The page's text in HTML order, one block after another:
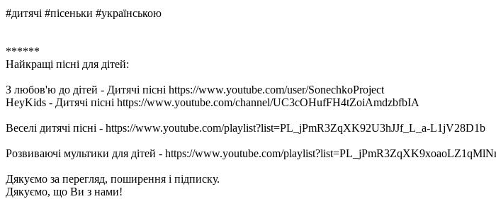
#дитячі #пісеньки #українською
******
Найкращі пісні для дітей:
З любов'ю до дітей - Дитячі пісні https://www.youtube.com/user/SonechkoProject
HeyKids - Дитячі пісні https://www.youtube.com/channel/UC3cOHufFH4tZoiAmdzbfbIA
Веселі дитячі пісні - https://www.youtube.com/playlist?list=PL_jPmR3ZqXK92U3hJJf_L_a-L1jV28D1b
Розвиваючі мультики для дітей - https://www.youtube.com/
Дякуємо за перегляд, поширення і підписку.
Дякуємо, що Ви з нами!